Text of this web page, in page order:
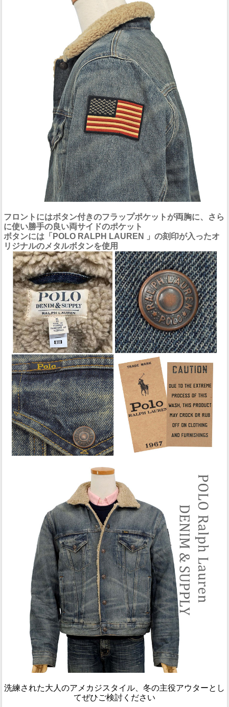
フロントにはボタン付きのフラップポケットが両胸に、さら
に使い勝手の良い両サイドのポケット
ボタンには「POLO RALPH LAUREN 」の刻印が入ったオ
リジナルのメタルボタンを使用
洗練された大人のアメカジスタイル、冬の主役アウターとし
てぜひご検討ください